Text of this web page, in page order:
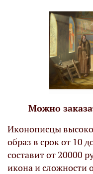
Можно
Иконописцы
образ в срок от 10
составит от 20000
икона и сложности